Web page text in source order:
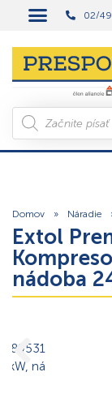
02/49
Domov » Náradie
Extol
nádoba